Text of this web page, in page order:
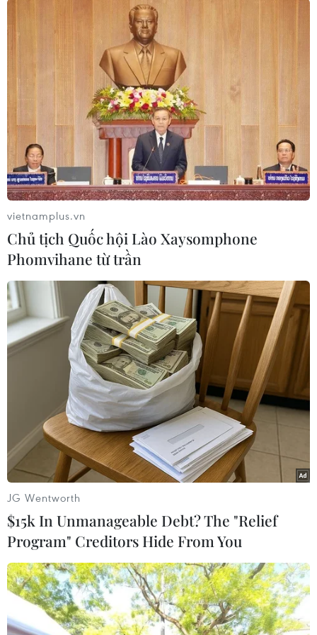
(TTXVN/Vietnam+)
#Điều hòa #Dự báo thời tiết
#Thi tốt nghiệp THPT
#Kỳ thi THPT Quốc gia
#tin tức
#tin tức mới nhất
#tin tức 24h
#tin tức mới nhất trong ngày
#tin tức thời sự
#tin tức hot
#tin tức an ninh
#tin tức hot
#an ninh #an ninh nghệ an
#thời sự
#thời sự hôm nay
#bản tin thời sự
#tội phạm
#truy nã
#tội phạm hình sự #hình sự
#công an
#vụ án
#phạm pháp #pháp luật
#pháp đình
#xã hội
#an ninh xã hội #chính trị
#VietnamPlus
#Vietnam
#Plus
Theo dõi VietnamPlus
vietnamplus.vn
Chủ tịch Quốc hội Lào Xaysomphone
Phomvihane từ trần
JG Wentworth
$15k In Unmanageable Debt? The "Relief
Program" Creditors Hide From You